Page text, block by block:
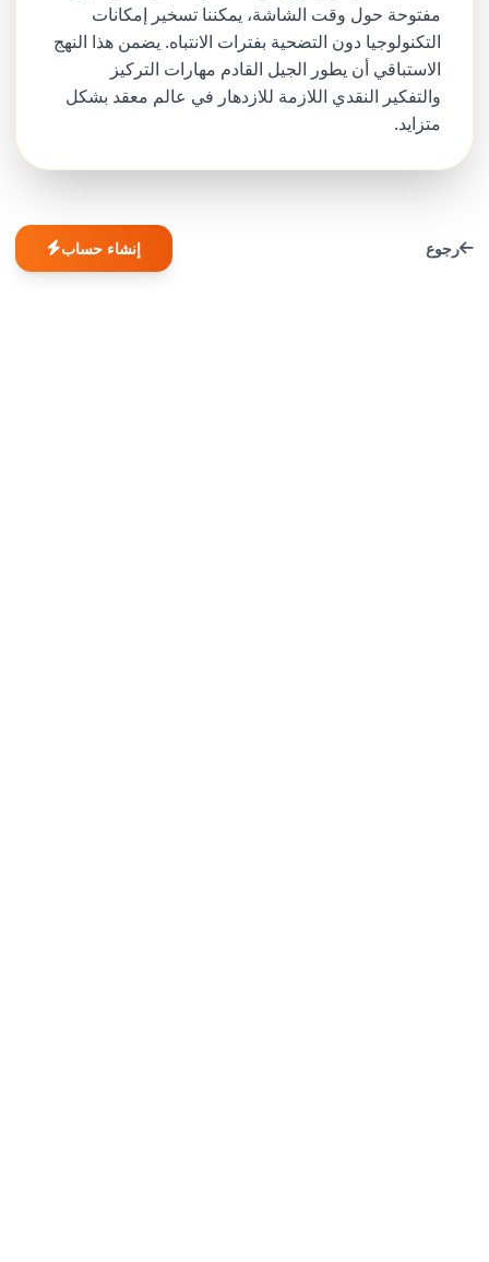
مفتوحة حول وقت الشاشة، يمكننا تسخير إمكانات
التكنولوجيا دون التضحية بفترات الانتباه. يضمن هذا النهج
الاستباقي أن يطور الجيل القادم مهارات التركيز
والتفكير النقدي اللازمة للازدهار في عالم معقد بشكل
متزايد.
رجوع إنشاء حساب